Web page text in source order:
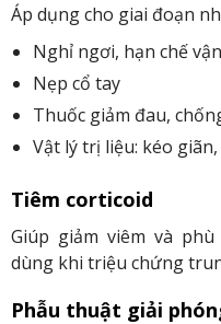
Áp dụng cho giai đoạn
Nghỉ ngơi, hạn chế
Nẹp cổ tay
Thuốc giảm đau,
Vật lý trị liệu: kéo
Tiêm corticoid
Giúp giảm viêm và
dùng khi triệu chứng
Phẫu thuật giải